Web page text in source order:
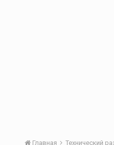
Главная Технический